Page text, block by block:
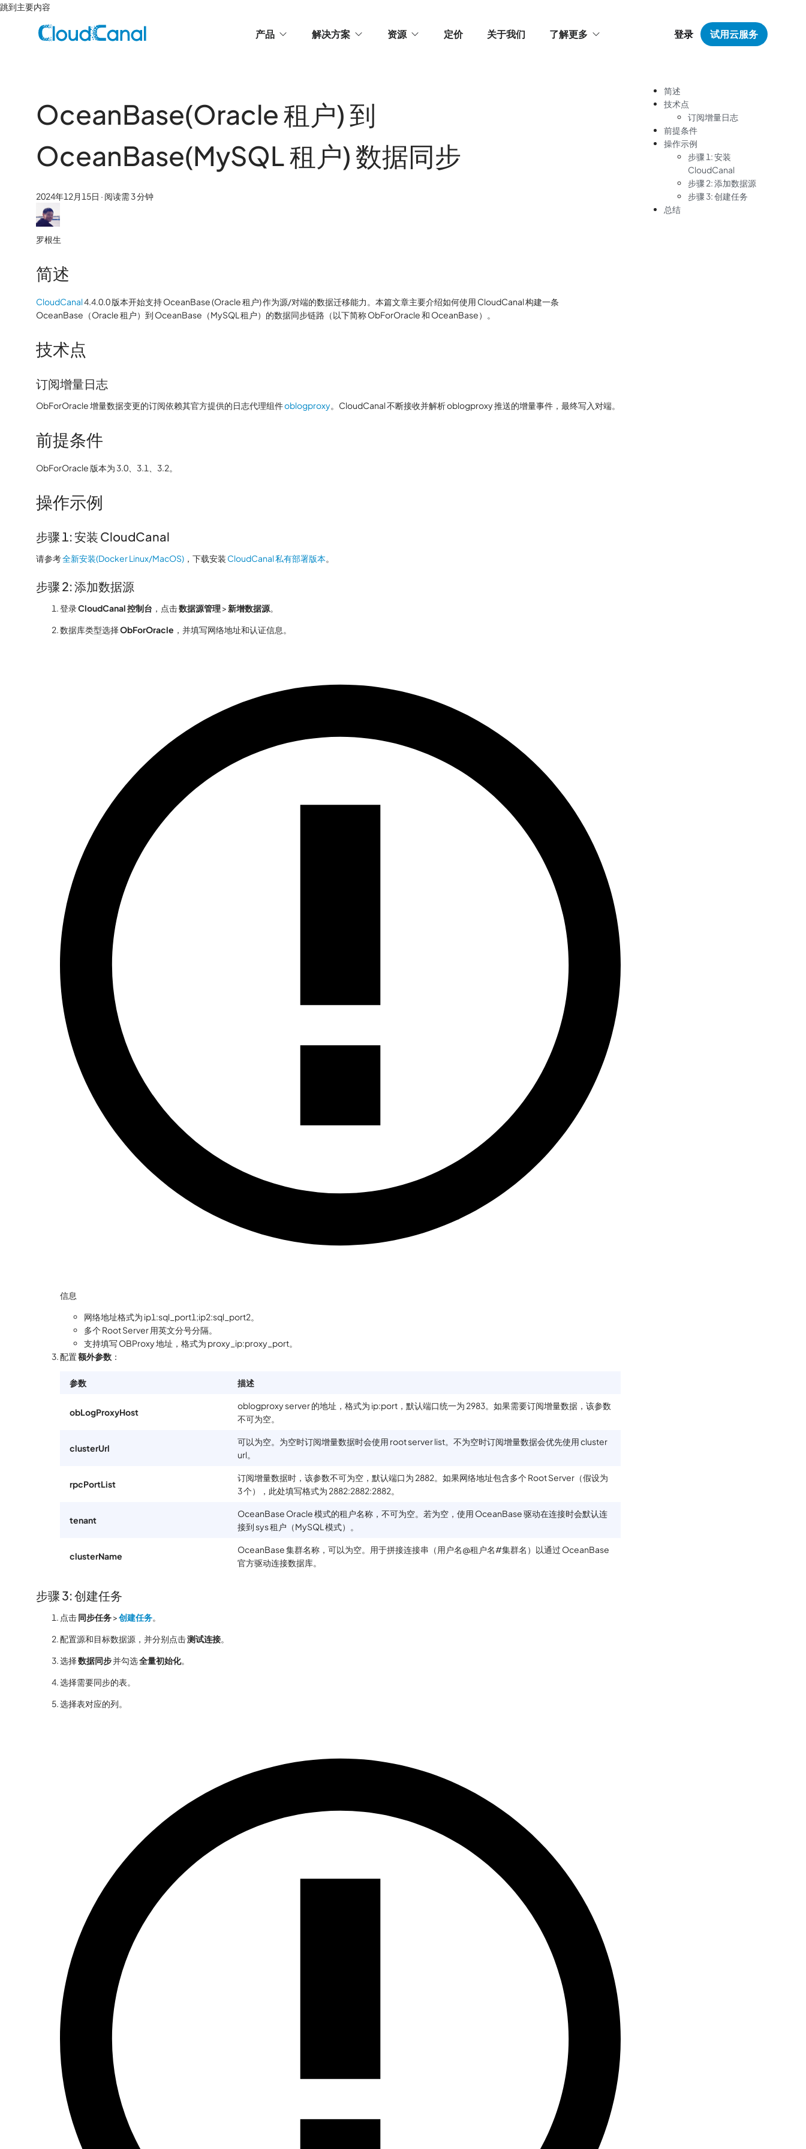
跳到主要内容
产品 解决方案 资源 定价 关于我们 了解更多 登录 试用云服务
OceanBase(Oracle 租户) 到
OceanBase(MySQL 租户) 数据同步
2024年12月15日 · 阅读需 3 分钟
罗根生
简述
CloudCanal4.4.0.0 版本开始支持 OceanBase (Oracle 租户) 作为源/对端的数据迁移能力。本篇文章主要介绍如何使用 CloudCanal 构建一条
OceanBase（Oracle 租户）到 OceanBase（MySQL 租户）的数据同步链路（以下简称 ObForOracle 和 OceanBase）。
技术点
订阅增量日志
ObForOracle 增量数据变更的订阅依赖其官方提供的日志代理组件oblogproxy。CloudCanal 不断接收并解析 oblogproxy 推送的增量事件，最终写入对端。
前提条件
ObForOracle 版本为 3.0、3.1、3.2。
操作示例
步骤 1: 安装 CloudCanal
请参考全新安装(Docker Linux/MacOS) ，下载安装 CloudCanal 私有部署版本。
步骤 2: 添加数据源
登录CloudCanal 控制台 ，点击数据源管理> 新增数据源。
数据库类型选择ObForOracle ，并填写网络地址和认证信息。
信息
网络地址格式为 ip1 :sql_port1 ;ip2:sql_port2。
多个 Root Server 用英文分号分隔。
支持填写 OBProxy 地址，格式为 proxy_ip:proxy_port。
配置额外参数 ：
参数 描述
obLogProxyHost
oblogproxy server 的地址，格式为 ip:port ，默认端口统一为 2983。如果需要订阅增量数据，该参数
不可为空。
clusterUrl
可以为空。为空时订阅增量数据时会使用 root server list。不为空时订阅增量数据会优先使用 cluster
url。
rpcPortList
订阅增量数据时，该参数不可为空，默认端口为 2882。如果网络地址包含多个 Root Server（假设为
3 个），此处填写格式为 2882:2882:2882。
tenant
OceanBase Oracle 模式的租户名称，不可为空。若为空，使用 OceanBase 驱动在连接时会默认连
接到 sys 租户（MySQL 模式）。
clusterName
OceanBase 集群名称，可以为空。用于拼接连接串（用户名@租户名#集群名）以通过 OceanBase
官方驱动连接数据库。
步骤 3: 创建任务
点击同步任务>创建任务。
配置源和目标数据源，并分别点击测试连接。
选择数据同步并勾选全量初始化。
选择需要同步的表。
选择表对应的列。
简述
技术点
订阅增量日志
前提条件
操作示例
步骤 1: 安装
CloudCanal
步骤 2: 添加数据源
步骤 3: 创建任务
总结